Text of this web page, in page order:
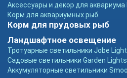
Аксессуары и декор для аквариума
Корм для аквариумных рыб
Корм для прудовых рыб
Ландшафтное освещение
Тротуарные светильники Jobe
Садовые светильники Garden Lights
Аккумуляторные светильники